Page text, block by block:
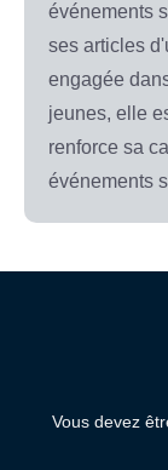
événements
ses articles
engagée
jeunes, elle
renforce sa
événements
Vous devez